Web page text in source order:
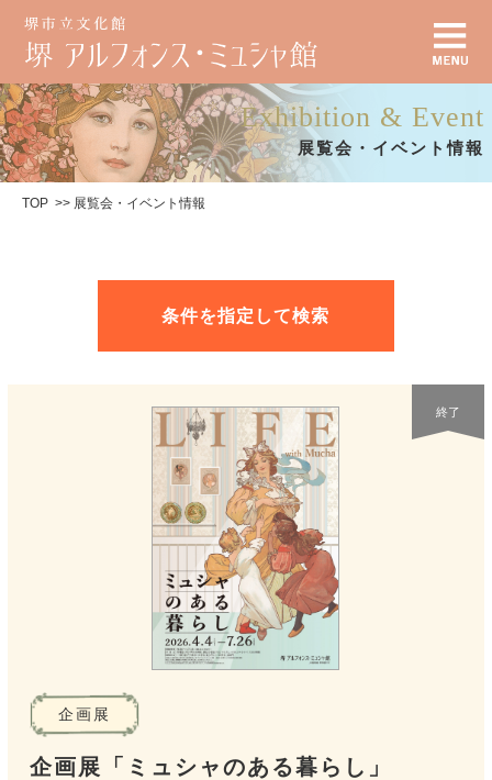
Exhibition & Event
展覧会・イベント情報
TOP 展覧会・イベント情報
条件を指定して検索
終了
企画展
企画展「ミュシャのある暮らし」